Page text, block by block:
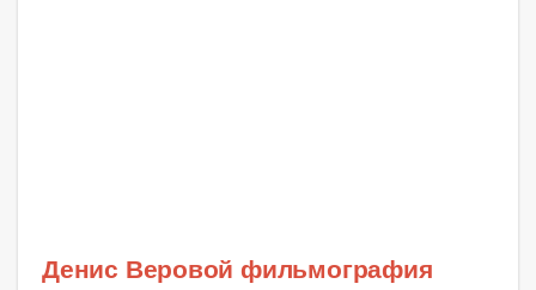
Денис Веровой фильмография